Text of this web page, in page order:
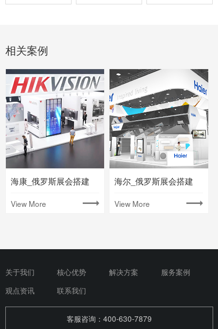
相关案例
海康_俄罗斯展会搭建
View More
海尔_俄罗斯展会搭建
View More
关于我们 核心优势 解决方案
服务案例
观点资讯
联系我们
客服咨询：400-630-7879